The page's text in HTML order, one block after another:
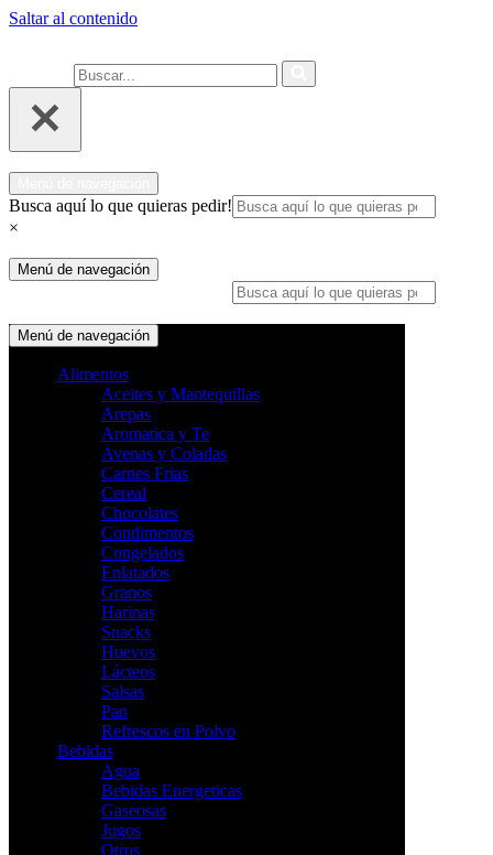
Saltar al contenido
Busca aquí lo que quieras pedir!
×
Menú de navegación
Menú de navegación
Alimentos
Aceites y Mantequillas
Arepas
Aromatica y Te
Avenas y Coladas
Carnes Frias
Cereal
Chocolates
Condimentos
Congelados
Enlatados
Granos
Harinas
Snacks
Huevos
Lácteos
Salsas
Pan
Refrescos en Polvo
Bebidas
Agua
Bebidas Energeticas
Gaseosas
Jugos
Otros
Ahora compra fácil y rápido por